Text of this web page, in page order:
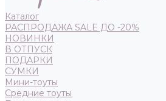
Каталог
РАСПРОДАЖА SALE ДО -20%
НОВИНКИ
В ОТПУСК
ПОДАРКИ
СУМКИ
Мини-тоуты
Средние тоуты